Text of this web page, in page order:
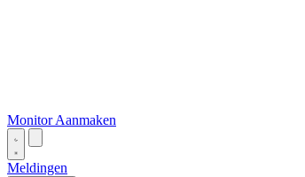
Monitor Aanmaken
Meldingen